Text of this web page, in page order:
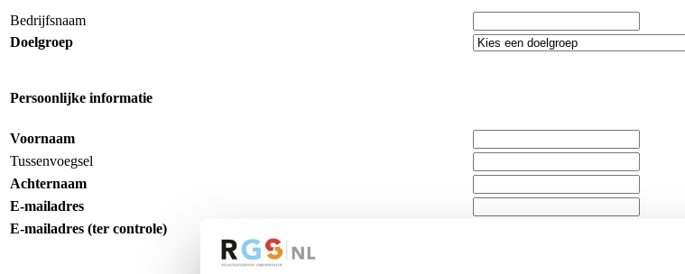
Bedrijfsnaam
Doelgroep
Persoonlijke informatie
Voornaam
Tussenvoegsel
Achternaam
E-mailadres
E-mailadres (ter controle)